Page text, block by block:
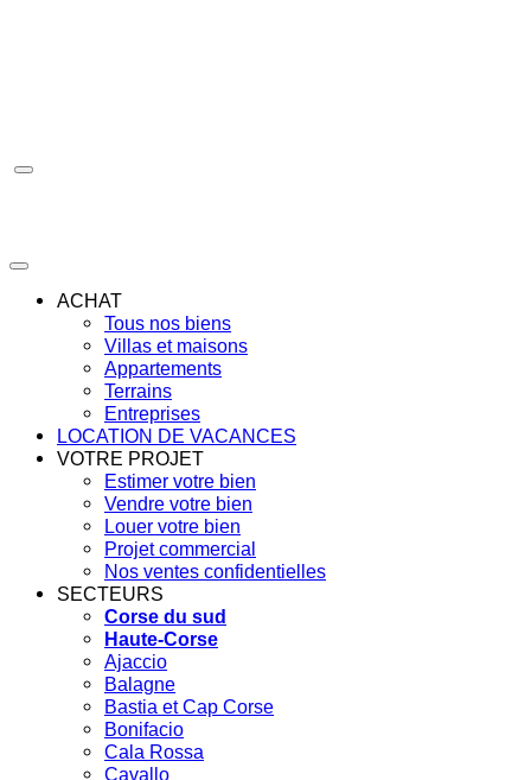
ACHAT
Tous nos biens
Villas et maisons
Appartements
Terrains
Entreprises
LOCATION DE VACANCES
VOTRE PROJET
Estimer votre bien
Vendre votre bien
Louer votre bien
Projet commercial
Nos ventes confidentielles
SECTEURS
Corse du sud
Haute-Corse
Ajaccio
Balagne
Bastia et Cap Corse
Bonifacio
Cala Rossa
Cavallo